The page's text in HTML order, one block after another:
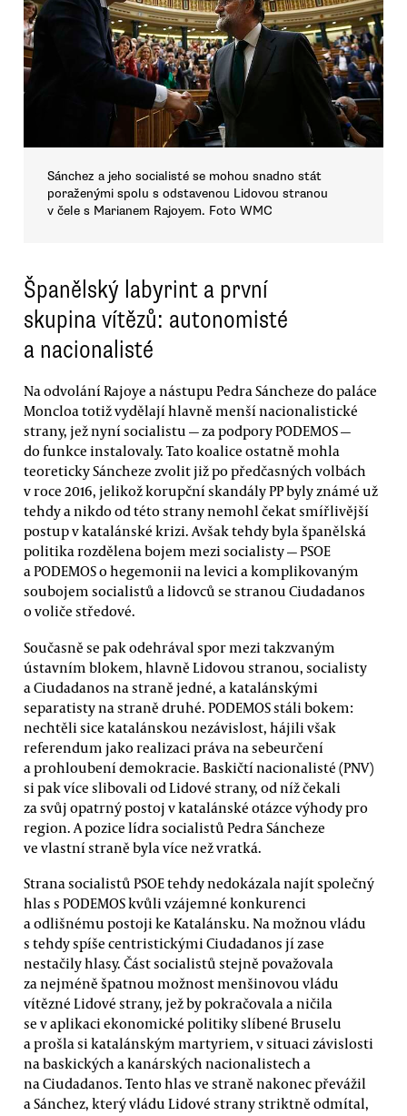
Sánchez a jeho socialisté se mohou snadno stát
poraženými spolu s odstavenou Lidovou stranou
v čele s Marianem Rajoyem. Foto WMC
Španělský labyrint a první
skupina vítězů: autonomisté
a nacionalisté
Na odvolání Rajoye a nástupu Pedra Sáncheze do paláce
Moncloa totiž vydělají hlavně menší nacionalistické
strany, jež nyní socialistu — za podpory PODEMOS —
do funkce instalovaly. Tato koalice ostatně mohla
teoreticky Sáncheze zvolit již po předčasných volbách
v roce 2016, jelikož korupční skandály PP byly známé už
tehdy a nikdo od této strany nemohl čekat smířlivější
postup v katalánské krizi. Avšak tehdy byla španělská
politika rozdělena bojem mezi socialisty — PSOE
a PODEMOS o hegemonii na levici a komplikovaným
soubojem socialistů a lidovců se stranou Ciudadanos
o voliče středové.
Současně se pak odehrával spor mezi takzvaným
ústavním blokem, hlavně Lidovou stranou, socialisty
a Ciudadanos na straně jedné, a katalánskými
separatisty na straně druhé. PODEMOS stáli bokem:
nechtěli sice katalánskou nezávislost, hájili však
referendum jako realizaci práva na sebeurčení
a prohloubení demokracie. Baskičtí nacionalisté (PNV)
si pak více slibovali od Lidové strany, od níž čekali
za svůj opatrný postoj v katalánské otázce výhody pro
region. A pozice lídra socialistů Pedra Sáncheze
ve vlastní straně byla více než vratká.
Strana socialistů PSOE tehdy nedokázala najít společný
hlas s PODEMOS kvůli vzájemné konkurenci
a odlišnému postoji ke Katalánsku. Na možnou vládu
s tehdy spíše centristickými Ciudadanos jí zase
nestačily hlasy. Část socialistů stejně považovala
za nejméně špatnou možnost menšinovou vládu
vítězné Lidové strany, jež by pokračovala a ničila
se v aplikaci ekonomické politiky slíbené Bruselu
a prošla si katalánským martyriem, v situaci závislosti
na baskických a kanárských nacionalistech a
na Ciudadanos. Tento hlas ve straně nakonec převážil
a Sánchez, který vládu Lidové strany striktně odmítal,